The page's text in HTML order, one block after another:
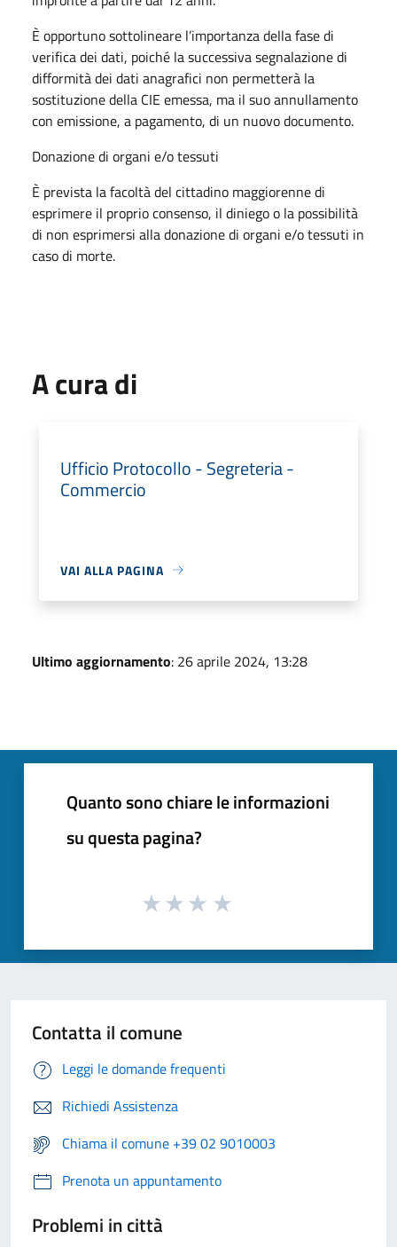
È opportuno sottolineare l’importanza della fase di
verifica dei dati, poiché la successiva segnalazione di
difformità dei dati anagrafici non permetterà la
sostituzione della CIE emessa, ma il suo annullamento
con emissione, a pagamento, di un nuovo documento.
Donazione di organi e/o tessuti
È prevista la facoltà del cittadino maggiorenne di
esprimere il proprio consenso, il diniego o la possibilità
di non esprimersi alla donazione di organi e/o tessuti in
caso di morte.
A cura di
Ufficio Protocollo - Segreteria -
Commercio
VAI ALLA PAGINA
Ultimo aggiornamento: 26 aprile 2024, 13:28
Quanto sono chiare le informazioni
su questa pagina?
Contatta il comune
Leggi le domande frequenti
Richiedi Assistenza
Chiama il comune +39 02 9010003
Prenota un appuntamento
Problemi in città